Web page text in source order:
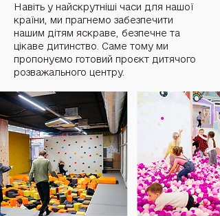
Навіть у найскрутніші часи для нашої
країни, ми прагнемо забезпечити
нашим дітям яскраве, безпечне та
цікаве дитинство. Саме тому ми
пропонуємо готовий проєкт дитячого
розважального центру.